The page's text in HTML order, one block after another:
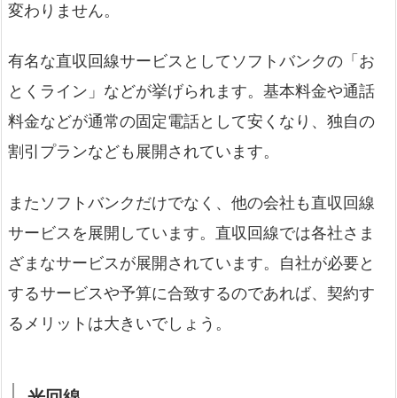
変わりません。
有名な直収回線サービスとしてソフトバンクの「お
とくライン」などが挙げられます。基本料金や通話
料金などが通常の固定電話として安くなり、独自の
割引プランなども展開されています。
またソフトバンクだけでなく、他の会社も直収回線
サービスを展開しています。直収回線では各社さま
ざまなサービスが展開されています。自社が必要と
するサービスや予算に合致するのであれば、契約す
るメリットは大きいでしょう。